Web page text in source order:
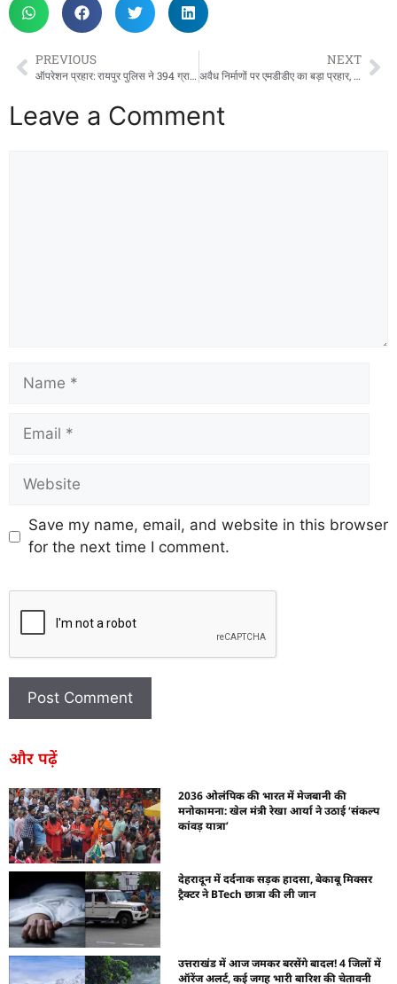
PREVIOUS
ऑपरेशन प्रहार: रायपुर पुलिस ने 394 ग्राम चरस के साथ युवक को दबोचा, नशा तस्करी पर कसा शिकंजा
NEXT
अवैध निर्माणों पर एमडीडीए का बड़ा प्रहार, ऋषिकेश में अवैध भवन सील, राजपुर, जाखन, पुरकुल और मालसी क्षेत्रों में नियमानुसार कार्रवाई जारी
Leave a Comment
Save my name, email, and website in this browser
for the next time I comment.
और पढ़ें
2036 ओलंपिक की भारत में मेजबानी की
मनोकामना: खेल मंत्री रेखा आर्या ने उठाई ‘संकल्प
कांवड़ यात्रा’
देहरादून में दर्दनाक सड़क हादसा, बेकाबू मिक्सर
ट्रैक्टर ने BTech छात्रा की ली जान
उत्तराखंड में आज जमकर बरसेंगे बादल! 4 जिलों में
ऑरेंज अलर्ट, कई जगह भारी बारिश की चेतावनी